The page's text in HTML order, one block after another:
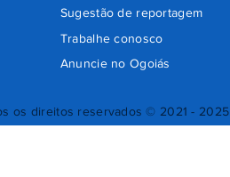
os direitos reservados © 2021 - 2025
Sugestão de reportagem
Trabalhe conosco
Anuncie no Ogoiás